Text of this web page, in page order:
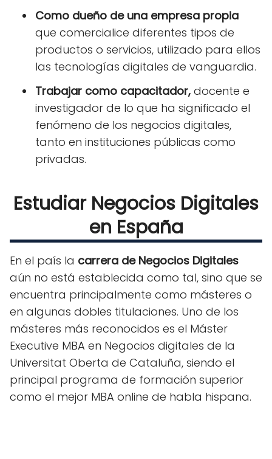
Como dueño de una empresa propia
que comercialice diferentes tipos de
productos o servicios, utilizado para ellos
las tecnologías digitales de vanguardia.
Trabajar como capacitador, docente e
investigador de lo que ha significado el
fenómeno de los negocios digitales,
tanto en instituciones públicas como
privadas.
Estudiar Negocios Digitales
en España
En el país la carrera de Negocios Digitales
aún no está establecida como tal, sino que se
encuentra principalmente como másteres o
en algunas dobles titulaciones. Uno de los
másteres más reconocidos es el Máster
Executive MBA en Negocios digitales de la
Universitat Oberta de Cataluña, siendo el
principal programa de formación superior
como el mejor MBA online de habla hispana.